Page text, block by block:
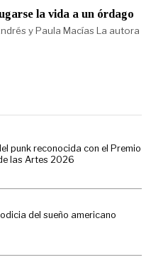
la vida a un órdago
y Paula Macías La autora
punk reconocida con el Premio
las Artes 2026
del sueño americano